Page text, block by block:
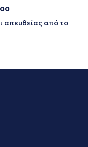
απευθείας από το